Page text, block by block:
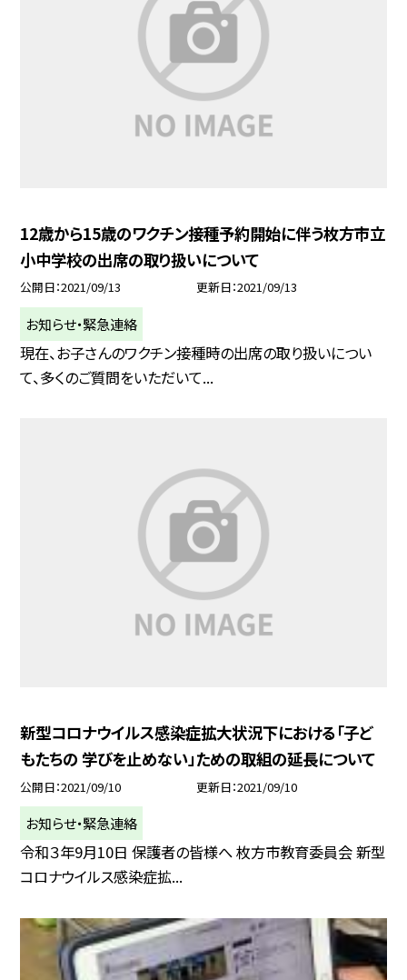
12歳から15歳のワクチン接種予約開始に伴う枚方市立
小中学校の出席の取り扱いについて
公開日 2021/09/13 更新日 2021/09/13
お知らせ・緊急連絡
現在、お子さんのワクチン接種時の出席の取り扱いについ
て、多くのご質問をいただいて...
新型コロナウイルス感染症拡大状況下における「子ど
もたちの 学びを止めない」ための取組の延長について
公開日 2021/09/10 更新日 2021/09/10
お知らせ・緊急連絡
令和３年9月10日 保護者の皆様へ 枚方市教育委員会 新型
コロナウイルス感染症拡...